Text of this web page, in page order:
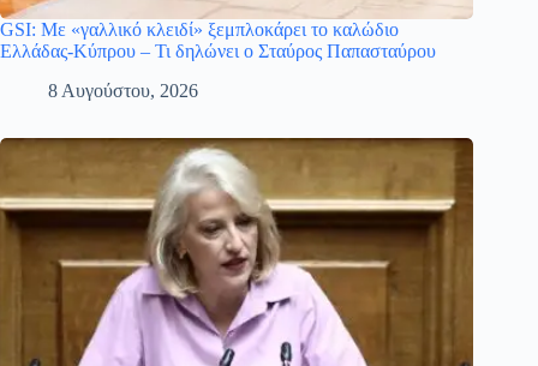
GSI: Με «γαλλικό κλειδί» ξεμπλοκάρει το καλώδιο
Ελλάδας-Κύπρου – Τι δηλώνει ο Σταύρος Παπασταύρου
8 Αυγούστου, 2026